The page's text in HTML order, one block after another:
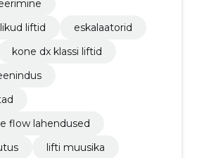
liftid
eskalaatorid
kone dx klassi liftid
flow lahendused
lifti muusika